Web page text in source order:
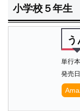
小学校５年生
単行
発売